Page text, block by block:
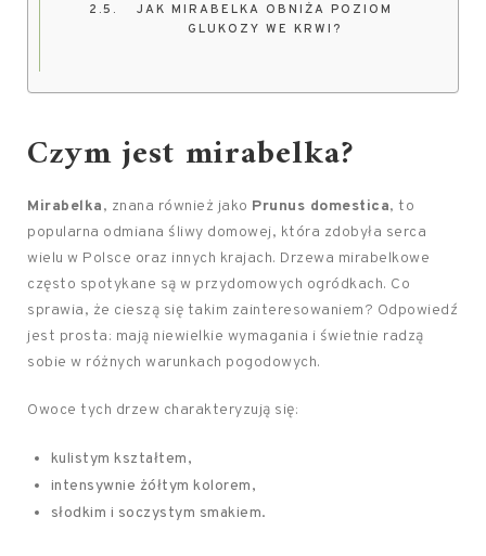
JAK MIRABELKA OBNIŻA POZIOM
GLUKOZY WE KRWI?
Czym jest mirabelka?
Mirabelka, znana również jako Prunus domestica, to
popularna odmiana śliwy domowej, która zdobyła serca
wielu w Polsce oraz innych krajach. Drzewa mirabelkowe
często spotykane są w przydomowych ogródkach. Co
sprawia, że cieszą się takim zainteresowaniem? Odpowiedź
jest prosta: mają niewielkie wymagania i świetnie radzą
sobie w różnych warunkach pogodowych.
Owoce tych drzew charakteryzują się:
kulistym kształtem,
intensywnie żółtym kolorem,
słodkim i soczystym smakiem.